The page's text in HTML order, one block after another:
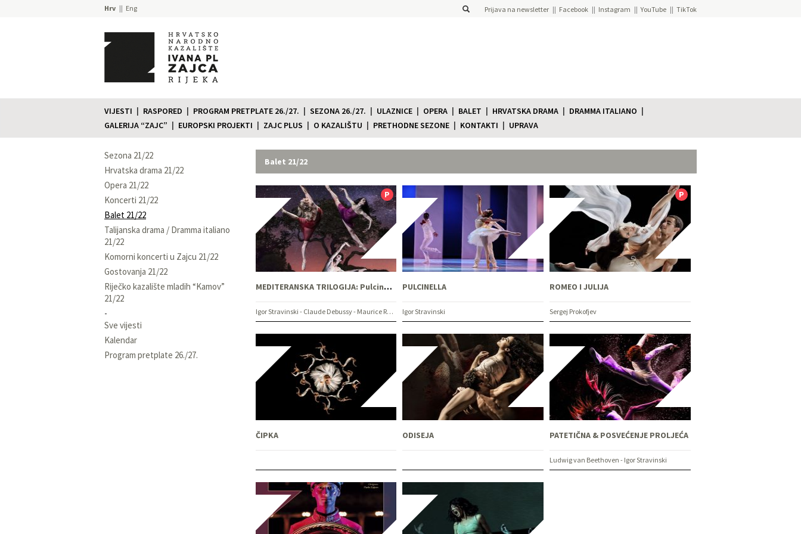
Hrv Eng Prijava na newsletter Facebook Instagram YouTube TikTok
VIJESTI RASPORED PROGRAM PRETPLATE 26./27. SEZONA 26./27. ULAZNICE OPERA BALET HRVATSKA DRAMA
DRAMMA ITALIANO
GALERIJA “ZAJC”
EUROPSKI PROJEKTI ZAJC PLUS O KAZALIŠTU PRETHODNE SEZONE KONTAKTI UPRAVA
Sezona 21/22
Hrvatska drama 21/22
Opera 21/22
Koncerti 21/22
Balet 21/22
Talijanska drama / Dramma italiano
21/22
Komorni koncerti u Zajcu 21/22
Gostovanja 21/22
Riječko kazalište mladih “Kamov”
21/22
Sve vijesti
Kalendar
Program pretplate 26./27.
Balet 21/22
MEDITERANSKA TRILOGIJA: Pulcinella & Poslijepodne jednog fauna & Španjolska rapsodija
Igor Stravinski - Claude Debussy - Maurice Ravel
PULCINELLA
Igor Stravinski
ROMEO I JULIJA
Sergej Prokofjev
ČIPKA ODISEJA PATETIČNA & POSVEĆENJE PROLJEĆA
Ludwig van Beethoven - Igor Stravinski